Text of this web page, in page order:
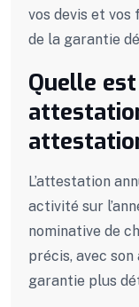
vos devis et
de la garantie
Quelle
L’attestation
activité sur
nominative de
précis, avec
garantie plus